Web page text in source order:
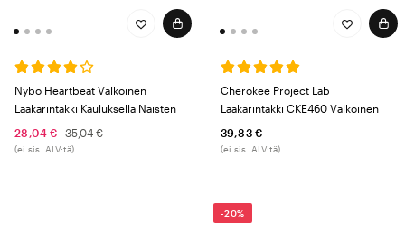
Nybo Heartbeat Valkoinen
Lääkärintakki Kauluksella Naisten
28,04 €
35,04 €
(ei sis. ALV:tä)
Cherokee Project Lab
Lääkärintakki CKE460 Valkoinen
39,83 €
(ei sis. ALV:tä)
-20%